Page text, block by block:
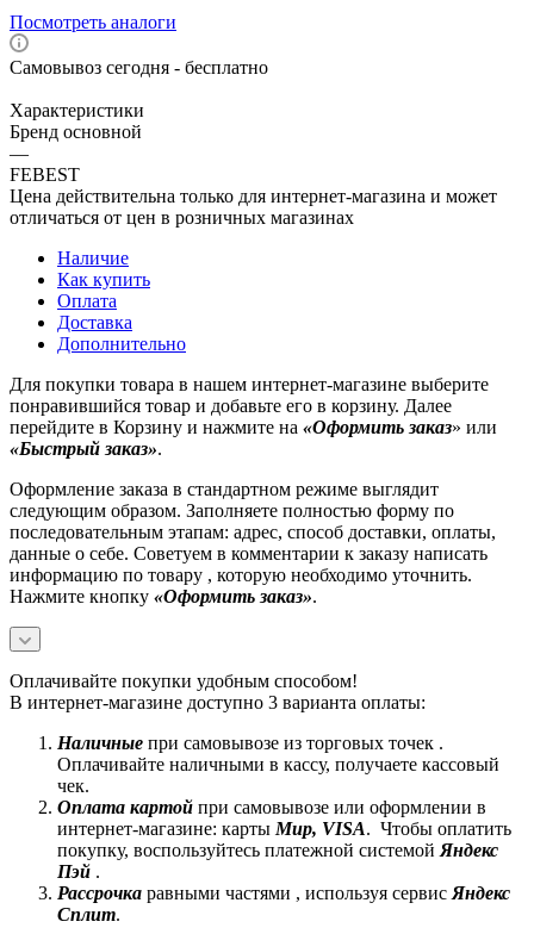
Посмотреть аналоги
Самовывоз сегодня - бесплатно
Характеристики
Бренд основной
—
FEBEST
Цена действительна только для интернет-магазина и может
отличаться от цен в розничных магазинах
Наличие
Как купить
Оплата
Доставка
Дополнительно
Для покупки товара в нашем интернет-магазине выберите
понравившийся товар и добавьте его в корзину. Далее
перейдите в Корзину и нажмите на «Оформить заказ» или
«Быстрый заказ».
Оформление заказа в стандартном режиме выглядит
следующим образом. Заполняете полностью форму по
последовательным этапам: адрес, способ доставки, оплаты,
данные о себе. Советуем в комментарии к заказу написать
информацию по товару , которую необходимо уточнить.
Нажмите кнопку «Оформить заказ».
Оплачивайте покупки удобным способом!
В интернет-магазине доступно 3 варианта оплаты:
Наличные при самовывозе из торговых точек .
Оплачивайте наличными в кассу, получаете кассовый
чек.
Оплата картой при самовывозе или оформлении в
интернет-магазине: карты Mир, VISA. Чтобы оплатить
покупку, воспользуйтесь платежной системой Яндекс
Пэй .
Рассрочка равными частями , используя сервис Яндекс
Сплит.